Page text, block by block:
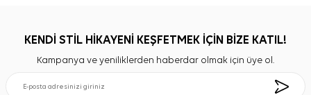
KENDİ STİL HİKAYENİ KEŞFETMEK İÇİN BİZE KATIL!
Kampanya ve yeniliklerden haberdar olmak için üye ol.